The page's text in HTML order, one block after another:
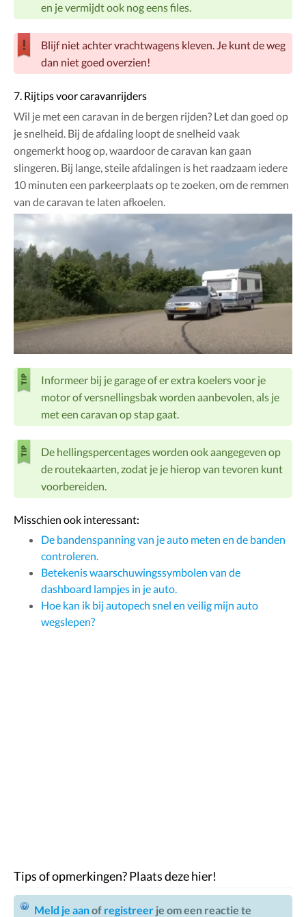
en je vermijdt ook nog eens files.
Blijf niet achter vrachtwagens kleven. Je kunt de weg
dan niet goed overzien!
7. Rijtips voor caravanrijders
Wil je met een caravan in de bergen rijden? Let dan goed op
je snelheid. Bij de afdaling loopt de snelheid vaak
ongemerkt hoog op, waardoor de caravan kan gaan
slingeren. Bij lange, steile afdalingen is het raadzaam iedere
10 minuten een parkeerplaats op te zoeken, om de remmen
van de caravan te laten afkoelen.
Informeer bij je garage of er extra koelers voor je
motor of versnellingsbak worden aanbevolen, als je
met een caravan op stap gaat.
De hellingspercentages worden ook aangegeven op
de routekaarten, zodat je je hierop van tevoren kunt
voorbereiden.
Misschien ook interessant:
De bandenspanning van je auto meten en de banden
controleren.
Betekenis waarschuwingssymbolen van de
dashboard lampjes in je auto.
Hoe kan ik bij autopech snel en veilig mijn auto
wegslepen?
Tips of opmerkingen? Plaats deze hier!
Meld je aanof registreer je om een reactie te